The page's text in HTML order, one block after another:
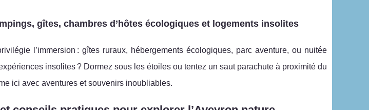
gîtes, chambres d’hôtes écologiques et logements insolites
l’immersion : gîtes ruraux, hébergements écologiques, parc aventure, ou nuitée
insolites ? Dormez sous les étoiles ou tentez un saut parachute à proximité du
ici avec aventures et souvenirs inoubliables.